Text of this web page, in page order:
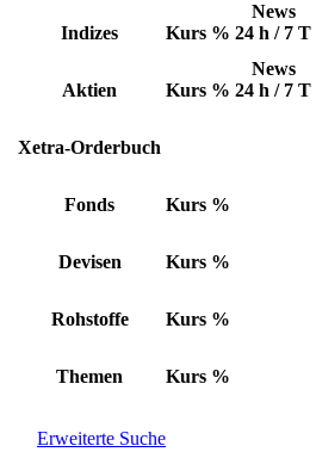
Indizes Kurs %
News
24 h / 7 T
Aktien Kurs %
News
24 h / 7 T
Xetra-Orderbuch
Fonds Kurs %
Devisen Kurs %
Rohstoffe Kurs %
Themen Kurs %
Erweiterte Suche